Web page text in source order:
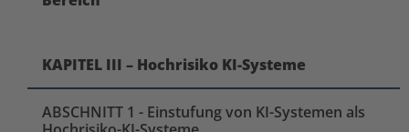
KAPITEL III – Hochrisiko KI-Systeme
ABSCHNITT 1 - Einstufung von KI-Systemen als